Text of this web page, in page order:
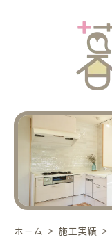
ホーム ＞ 施工実績 ＞